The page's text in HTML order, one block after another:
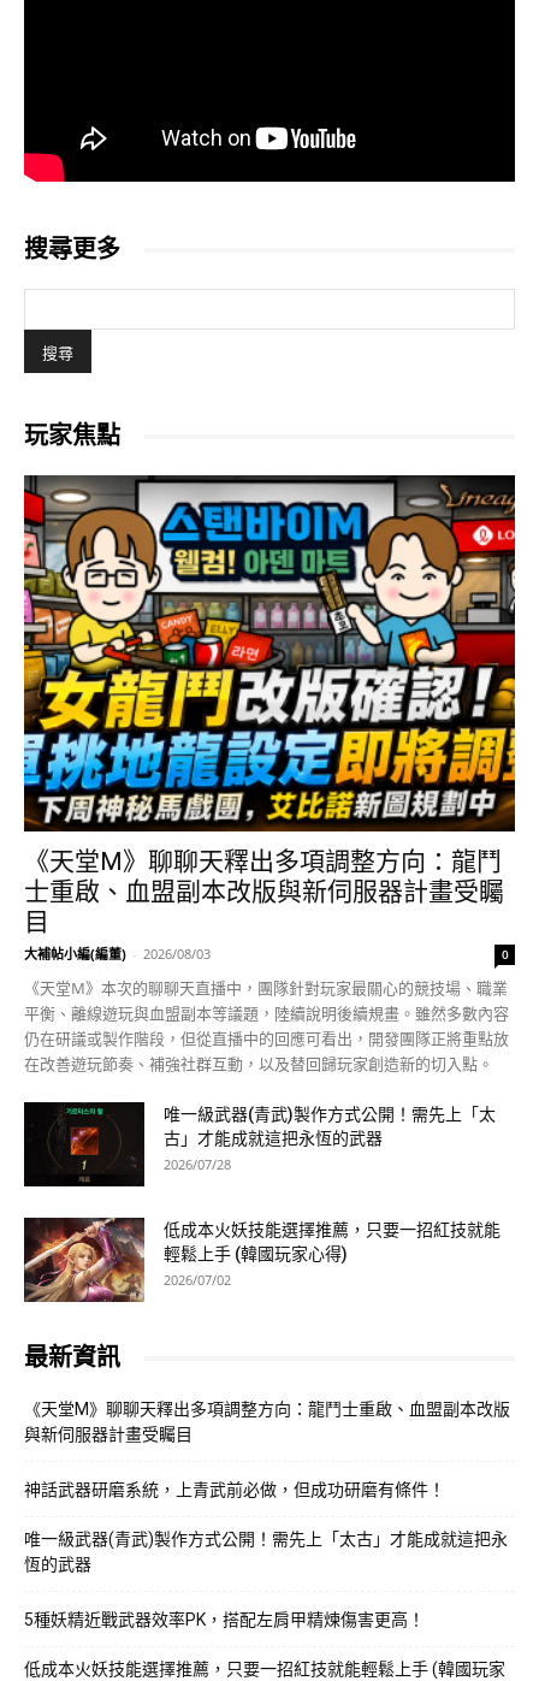
搜尋更多
玩家焦點
《天堂M》聊聊天釋出多項調整方向：龍鬥
士重啟、血盟副本改版與新伺服器計畫受矚
目
大補帖小編(編董) - 2026/08/03 0
《天堂M》本次的聊聊天直播中，團隊針對玩家最關心的競技場、職業
平衡、離線遊玩與血盟副本等議題，陸續說明後續規畫。雖然多數內容
仍在研議或製作階段，但從直播中的回應可看出，開發團隊正將重點放
在改善遊玩節奏、補強社群互動，以及替回歸玩家創造新的切入點。
唯一級武器(青武)製作方式公開！需先上「太
古」才能成就這把永恆的武器
2026/07/28
低成本火妖技能選擇推薦，只要一招紅技就能
輕鬆上手 (韓國玩家心得)
2026/07/02
最新資訊
《天堂M》聊聊天釋出多項調整方向：龍鬥士重啟、血盟副本改版
與新伺服器計畫受矚目
神話武器研磨系統，上青武前必做，但成功研磨有條件！
唯一級武器(青武)製作方式公開！需先上「太古」才能成就這把永
恆的武器
5種妖精近戰武器效率PK，搭配左肩甲精煉傷害更高！
低成本火妖技能選擇推薦，只要一招紅技就能輕鬆上手 (韓國玩家